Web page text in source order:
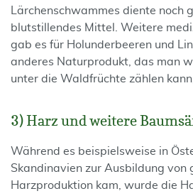
Lärchenschwammes diente noch
blutstillendes Mittel. Weitere
gab es für Holunderbeeren und
anderes Naturprodukt, das man
unter die Waldfrüchte zählen
3) Harz und weitere
Während es beispielsweise in
Skandinavien zur Ausbildung von
Harzproduktion kam, wurde die